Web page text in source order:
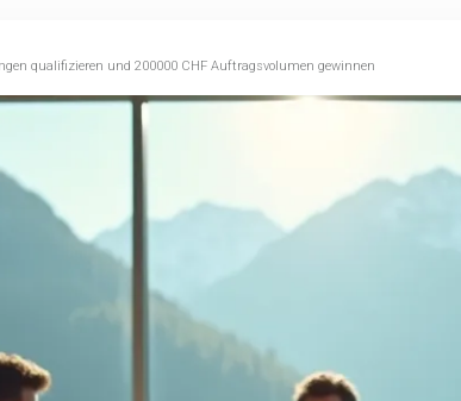
qualifizieren und 200000 CHF Auftragsvolumen gewinnen